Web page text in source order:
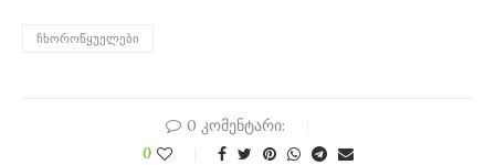
ᲩᲮᲝᲠᲝᲬᲧᲣᲔᲚᲔᲑᲘ
0 კომენტარი:
0